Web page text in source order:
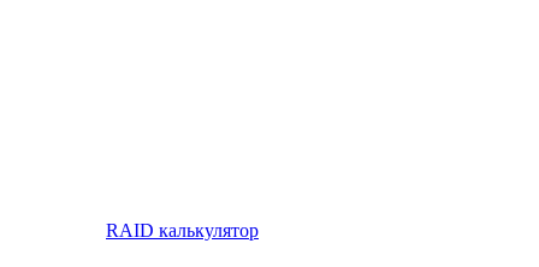
RAID калькулятор